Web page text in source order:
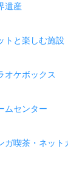
遺産
トと楽しむ施設
オケボックス
ムセンター
ガ喫茶・ネット